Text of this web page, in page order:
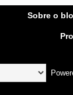
Sobre o